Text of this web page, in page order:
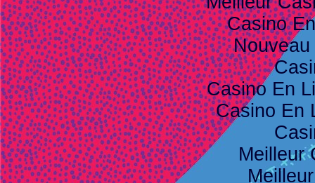
Casino
Casino En
Casino En
Meilleur